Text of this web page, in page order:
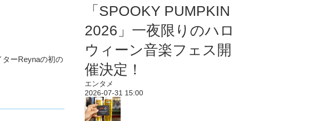
ーReynaの初の
「SPOOKY PUMPKIN
2026」一夜限りのハロ
ウィーン音楽フェス開
催決定！
エンタメ
2026-07-31 15:00